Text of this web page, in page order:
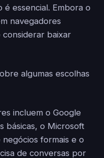
essencial. Embora o
navegadores
baixar
algumas escolhas
incluem o Google
básicas, o Microsoft
formais e o
de conversas por